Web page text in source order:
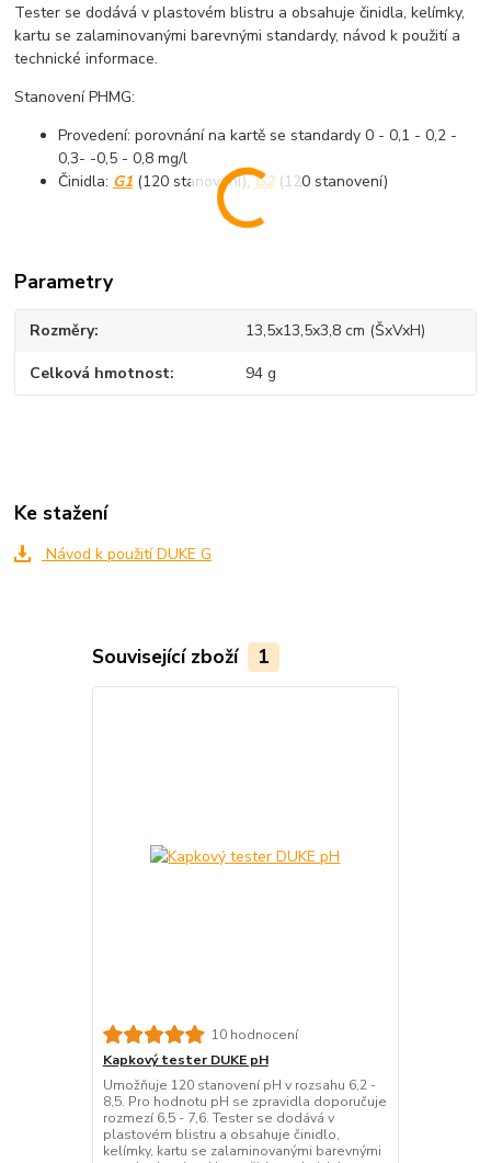
Tester se dodává v plastovém blistru a obsahuje činidla, kelímky,
kartu se zalaminovanými barevnými standardy, návod k použití a
technické informace.
Stanovení PHMG:
Provedení: porovnání na kartě se standardy 0 - 0,1 - 0,2 -
0,3- -0,5 - 0,8 mg/l
Činidla: G1 (120 stanovení),G2(120 stanovení)
Parametry
Rozměry 13,5x13,5x3,8 cm (ŠxVxH)
Celková hmotnost 94 g
Ke stažení
Návod k použití DUKE G
Související zboží 1
10 hodnocení
Kapkový tester DUKE pH
Umožňuje 120 stanovení pH v rozsahu 6,2 -
8,5. Pro hodnotu pH se zpravidla doporučuje
rozmezí 6,5 - 7,6. Tester se dodává v
plastovém blistru a obsahuje činidlo,
kelímky, kartu se zalaminovanými barevnými